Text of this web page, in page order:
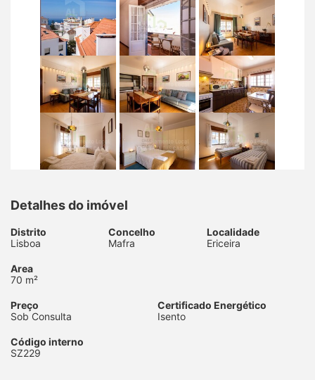
Detalhes do imóvel
Distrito
Lisboa
Concelho
Mafra
Localidade
Ericeira
Area
70 m²
Preço
Sob Consulta
Certificado Energético
Isento
Código interno
SZ229